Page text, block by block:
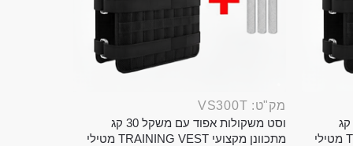
וסט משקולות אפוד עם משקל 20 קג
מתכוונן מקצועי TRAINING VEST מטילי
מק"ט: VS300T
וסט משקולות אפוד עם משקל 30 קג
מתכוונן מקצועי TRAINING VEST מטילי